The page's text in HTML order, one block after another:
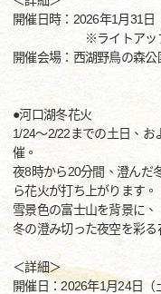
開催日時：2026年1月31日
※ライトアップは開
開催会場：西湖野鳥の森公
●河口湖冬花火
1/24～2/22までの土日、お
催。
夜8時から20分間、澄んだ
ら花火が打ち上がります。
雪景色の富士山を背景に、
冬の澄み切った夜空を彩
＜詳細＞
開催日：2026年1月24日